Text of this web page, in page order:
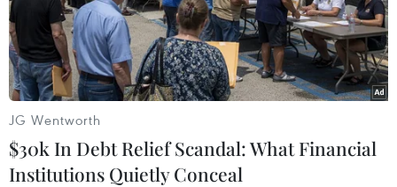
JG Wentworth
$30k In Debt Relief Scandal: What Financial
Institutions Quietly Conceal